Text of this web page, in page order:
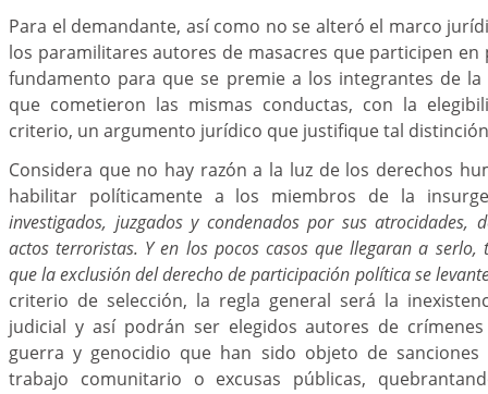
Para el demandante, así como no se alteró el marco
los paramilitares autores de masacres que participen en
fundamento para que se premie a los integrantes de la
que cometieron las mismas conductas, con la
criterio, un argumento jurídico que justifique tal
Considera que no hay razón a la luz de los derechos
habilitar políticamente a los miembros de la
investigados, juzgados y condenados por sus atrocidades,
actos terroristas. Y en los pocos casos que llegaran a
que la exclusión del derecho de participación política se
criterio de selección, la regla general será la
judicial y así podrán ser elegidos autores de
guerra y genocidio que han sido objeto de sanciones
trabajo comunitario o excusas públicas,